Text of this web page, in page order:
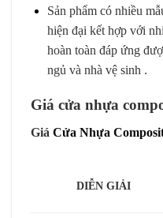
Sản phẩm có nhiều
hiện đại kết hợp với
hoàn toàn đáp ứng
ngủ và nhà vệ sinh .
Giá cửa nhựa
Giá Cửa Nhựa
DIỄN GIẢI